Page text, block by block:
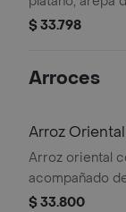
huevo frito.
$ 33.798
Arroces
Arroz Oriental
Arroz oriental
acompañado
Incluye maíz y
$ 33.800